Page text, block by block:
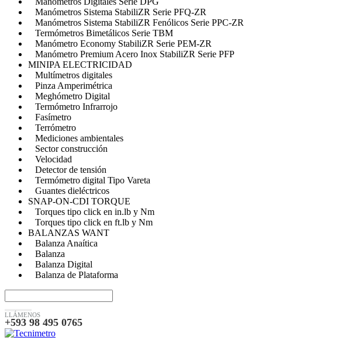
Manómetros Sistema StabiliZR Serie PFQ-ZR
Manómetros Sistema StabiliZR Fenólicos Serie PPC-ZR
Termómetros Bimetálicos Serie TBM
Manómetro Economy StabiliZR Serie PEM-ZR
Manómetro Premium Acero Inox StabiliZR Serie PFP
MINIPA ELECTRICIDAD
Multímetros digitales
Pinza Amperimétrica
Meghómetro Digital
Termómetro Infrarrojo
Fasímetro
Terrómetro
Mediciones ambientales
Sector construcción
Velocidad
Detector de tensión
Termómetro digital Tipo Vareta
Guantes dieléctricos
SNAP-ON-CDI TORQUE
Torques tipo click en in.lb y Nm
Torques tipo click en ft.lb y Nm
BALANZAS WANT
Balanza Anaítica
Balanza
Balanza Digital
Balanza de Plataforma
LLÁMENOS
+593 98 495 0765